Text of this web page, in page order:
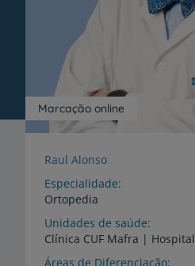
Marcação online
Raul Alonso
Especialidade
Ortopedia
Unidades de saúde
Clínica CUF Mafra | Hospital
Áreas de Diferenciação